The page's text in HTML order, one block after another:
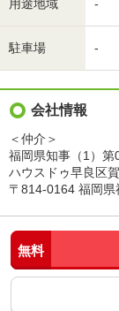
用途地域 -
駐車場 -
会社情報
＜仲介＞
福岡県知事（1）第
ハウスドゥ早良区
〒814-0164 福岡
無料